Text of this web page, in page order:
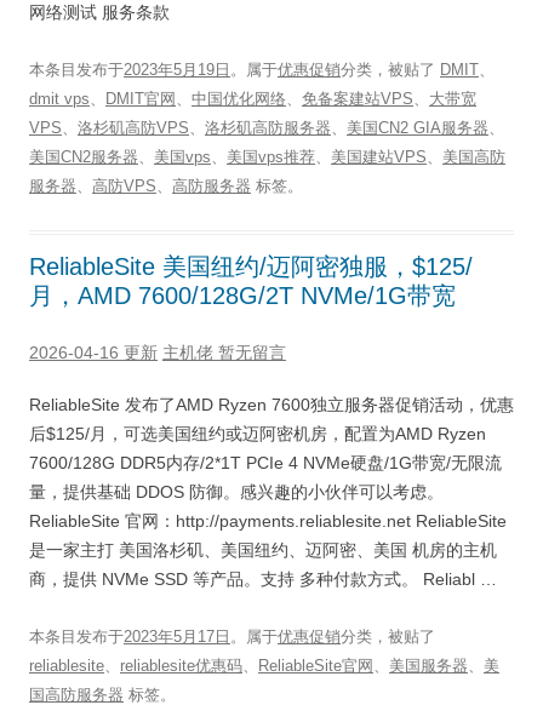
网络测试 服务条款
本条目发布于2023年5月19日 。属于优惠促销分类，被贴了 DMIT、
dmit vps、 DMIT官网 、 中国优化网络、 免备案建站VPS、 大带宽
VPS、 洛杉矶高防VPS、 洛杉矶高防服务器、 美国CN2 GIA服务器、
美国CN2服务器、 美国vps、 美国vps推荐、 美国建站VPS、 美国高防
服务器、 高防VPS、 高防服务器 标签。
ReliableSite 美国纽约/迈阿密独服，$125/
月，AMD 7600/128G/2T NVMe/1G带宽
2026-04-16 更新 主机佬 暂无留言
ReliableSite 发布了AMD Ryzen 7600独立服务器促销活动，优惠
后$125/月，可选美国纽约或迈阿密机房，配置为AMD Ryzen
7600/128G DDR5内存/2*1T PCIe 4 NVMe硬盘/1G带宽/无限流
量，提供基础 DDOS 防御。感兴趣的小伙伴可以考虑。
ReliableSite 官网：http://payments.reliablesite.net ReliableSite
是一家主打 美国洛杉矶、美国纽约、迈阿密、美国 机房的主机
商，提供 NVMe SSD 等产品。支持 多种付款方式。 Reliabl …
本条目发布于2023年5月17日 。属于优惠促销分类，被贴了
reliablesite、 reliablesite优惠码、 ReliableSite官网 、 美国服务器、 美
国高防服务器 标签。